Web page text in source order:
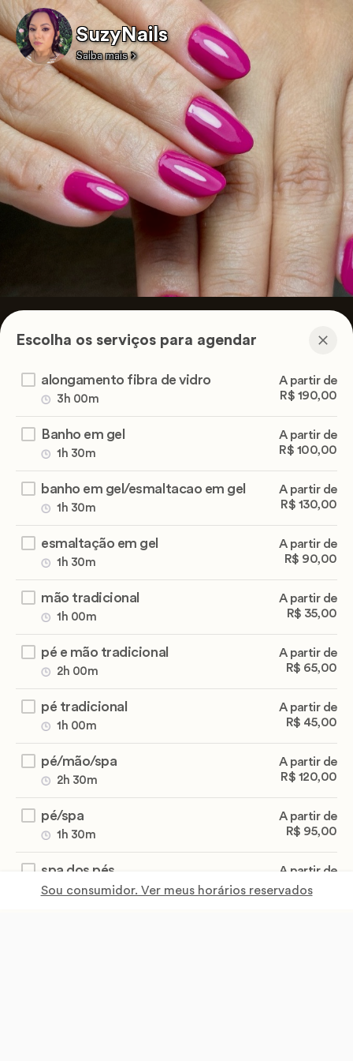
SuzyNails
Saiba mais
Escolha os serviços para agendar
alongamento fibra de vidro
3h 00m
A partir de
R$ 190,00
Banho em gel
1h 30m
A partir de
R$ 100,00
banho em gel/esmaltacao em gel
1h 30m
A partir de
R$ 130,00
esmaltação em gel
1h 30m
A partir de
R$ 90,00
mão tradicional
1h 00m
A partir de
R$ 35,00
pé e mão tradicional
2h 00m
A partir de
R$ 65,00
pé tradicional
1h 00m
A partir de
R$ 45,00
pé/mão/spa
2h 30m
A partir de
R$ 120,00
pé/spa
1h 30m
A partir de
R$ 95,00
spa dos pés
1h 00m
A partir de
R$ 60,00
Sou consumidor. Ver meus horários reservados